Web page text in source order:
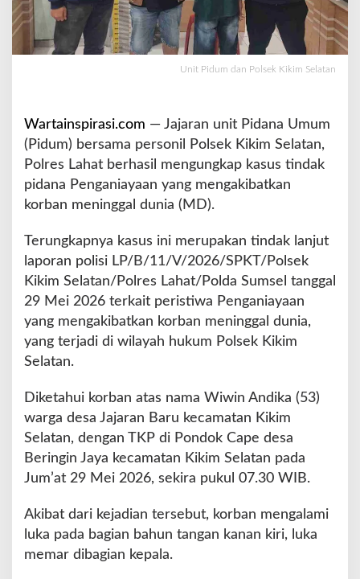
l
a
a
n
B
r
a
s
i
l
o
k
a
K
a
s
s
e
n
Unit Pidum dan Polsek Kikim Selatan
Wartainspirasi.com — Jajaran unit Pidana Umum
(Pidum) bersama personil Polsek Kikim Selatan,
Polres Lahat berhasil mengungkap kasus tindak
pidana Penganiayaan yang mengakibatkan
korban meninggal dunia (MD).
Terungkapnya kasus ini merupakan tindak lanjut
laporan polisi LP/B/11/V/2026/SPKT/Polsek
Kikim Selatan/Polres Lahat/Polda Sumsel tanggal
29 Mei 2026 terkait peristiwa Penganiayaan
yang mengakibatkan korban meninggal dunia,
yang terjadi di wilayah hukum Polsek Kikim
Selatan.
Diketahui korban atas nama Wiwin Andika (53)
warga desa Jajaran Baru kecamatan Kikim
Selatan, dengan TKP di Pondok Cape desa
Beringin Jaya kecamatan Kikim Selatan pada
Jum’at 29 Mei 2026, sekira pukul 07.30 WIB.
Akibat dari kejadian tersebut, korban mengalami
luka pada bagian bahun tangan kanan kiri, luka
memar dibagian kepala.